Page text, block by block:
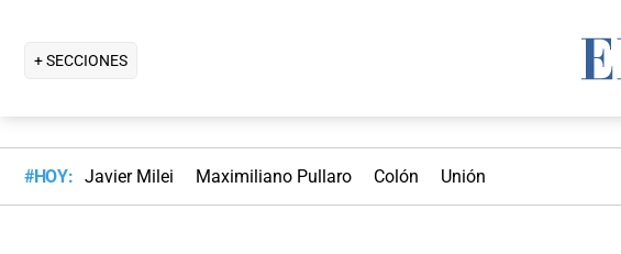
+ SECCIONES
#HOY: Javier Milei Maximiliano Pullaro Colón Unión